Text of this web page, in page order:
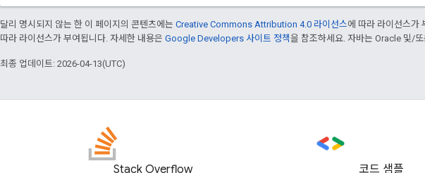
달리 명시되지 않는 한 이 페이지의 콘텐츠에는 Creative Commons Attribution 4.0 라이선스에 따라 라이선스가
따라 라이선스가 부여됩니다. 자세한 내용은 Google Developers 사이트 정책을 참조하세요. 자바는 Oracle 및/
최종 업데이트: 2026-04-13(UTC)
Stack Overflow 코드 샘플